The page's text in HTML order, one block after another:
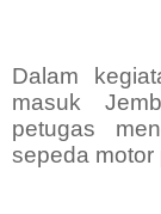
Dalam
masuk
petugas
sepeda motor